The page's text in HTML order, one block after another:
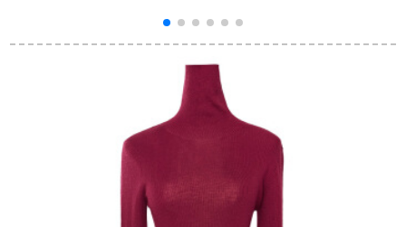
るるるるファン内配
ス2019秋冬新着品本
年ニコレット学生韩
国ファンシーアウト
レート2点セト
女性グリンS